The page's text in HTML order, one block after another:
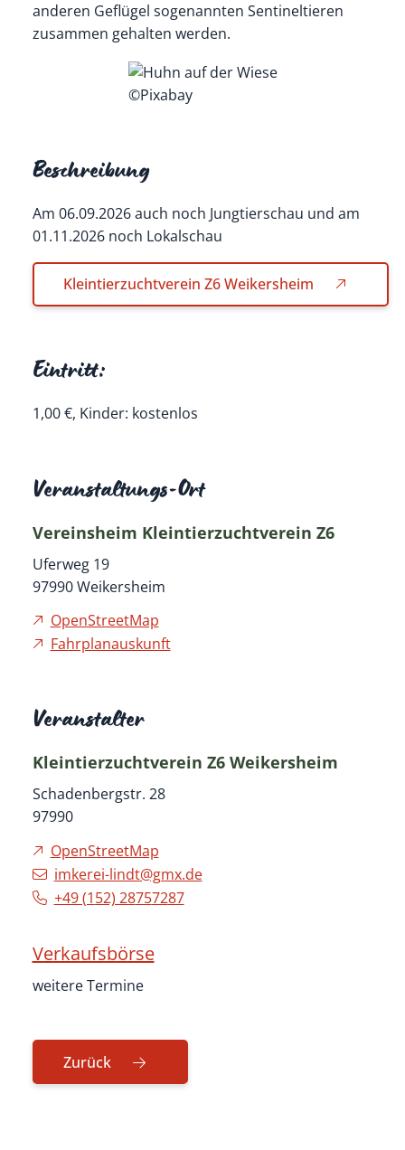
anderen Geflügel sogenannten Sentineltieren
zusammen gehalten werden.
©Pixabay
Beschreibung
Am 06.09.2026 auch noch Jungtierschau und am
01.11.2026 noch Lokalschau
Kleintierzuchtverein Z6 Weikersheim
Eintritt:
1,00 €, Kinder: kostenlos
Veranstaltungs-Ort
Vereinsheim Kleintierzuchtverein Z6
Uferweg 19
97990 Weikersheim
OpenStreetMap
Fahrplanauskunft
Veranstalter
Kleintierzuchtverein Z6 Weikersheim
Schadenbergstr. 28
97990
OpenStreetMap
imkerei-lindt@gmx.de
+49 (152) 28757287
Verkaufsbörse
weitere Termine
Zurück